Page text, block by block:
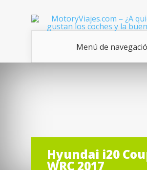
Menú de
Hyundai i20
WRC 2017